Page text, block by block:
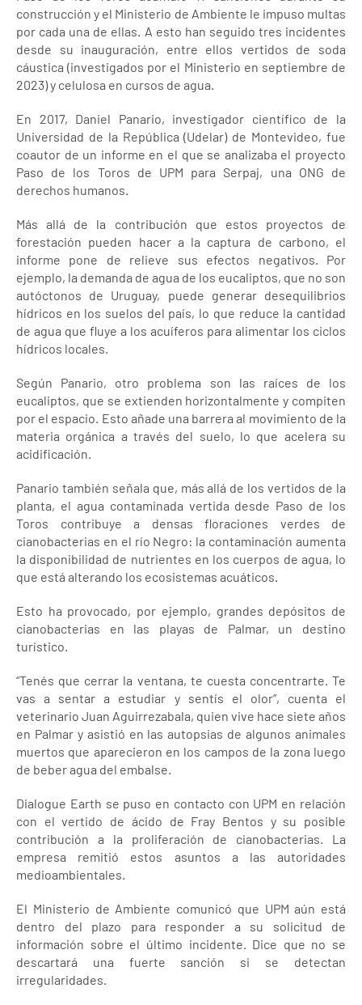
construcción y el Ministerio de Ambiente le impuso multas
por cada una de ellas. A esto han seguido tres incidentes
desde su inauguración, entre ellos vertidos de soda
cáustica (investigados por el Ministerio en septiembre de
2023) y celulosa en cursos de agua.
En 2017, Daniel Panario, investigador científico de la
Universidad de la República (Udelar) de Montevideo, fue
coautor de un informe en el que se analizaba el proyecto
Paso de los Toros de UPM para Serpaj, una ONG de
derechos humanos.
Más allá de la contribución que estos proyectos de
forestación pueden hacer a la captura de carbono, el
informe pone de relieve sus efectos negativos. Por
ejemplo, la demanda de agua de los eucaliptos, que no son
autóctonos de Uruguay, puede generar desequilibrios
hídricos en los suelos del país, lo que reduce la cantidad
de agua que fluye a los acuíferos para alimentar los ciclos
hídricos locales.
Según Panario, otro problema son las raíces de los
eucaliptos, que se extienden horizontalmente y compiten
por el espacio. Esto añade una barrera al movimiento de la
materia orgánica a través del suelo, lo que acelera su
acidificación.
Panario también señala que, más allá de los vertidos de la
planta, el agua contaminada vertida desde Paso de los
Toros contribuye a densas floraciones verdes de
cianobacterias en el río Negro: la contaminación aumenta
la disponibilidad de nutrientes en los cuerpos de agua, lo
que está alterando los ecosistemas acuáticos.
Esto ha provocado, por ejemplo, grandes depósitos de
cianobacterias en las playas de Palmar, un destino
turístico.
“Tenés que cerrar la ventana, te cuesta concentrarte. Te
vas a sentar a estudiar y sentís el olor”, cuenta el
veterinario Juan Aguirrezabala, quien vive hace siete años
en Palmar y asistió en las autopsias de algunos animales
muertos que aparecieron en los campos de la zona luego
de beber agua del embalse.
Dialogue Earth se puso en contacto con UPM en relación
con el vertido de ácido de Fray Bentos y su posible
contribución a la proliferación de cianobacterias. La
empresa remitió estos asuntos a las autoridades
medioambientales.
El Ministerio de Ambiente comunicó que UPM aún está
dentro del plazo para responder a su solicitud de
información sobre el último incidente. Dice que no se
descartará una fuerte sanción si se detectan
irregularidades.